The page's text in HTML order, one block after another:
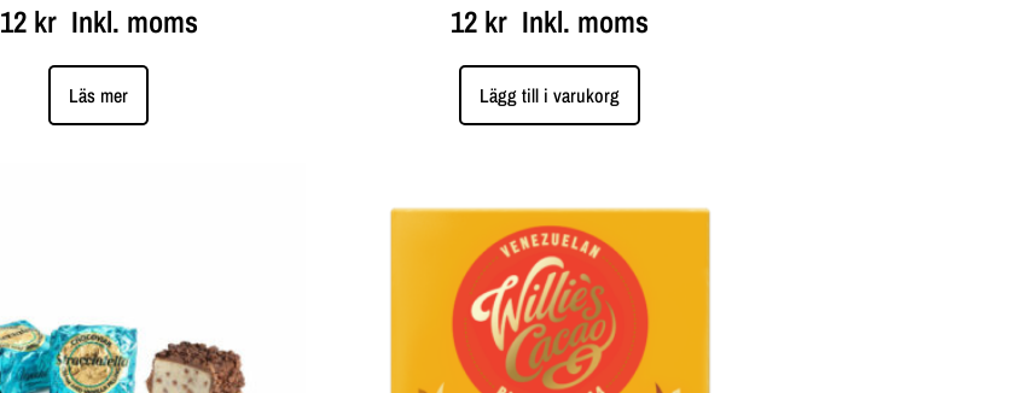
12 krInkl. moms
Läs mer
12 kr Inkl. moms
Lägg till i varukorg